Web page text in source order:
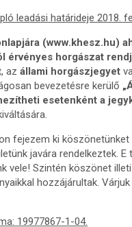
leadási határideje 2018.
(www.khesz.hu)
érvényes horgászat
, az állami horgászjegyet
bevezetésre kerülő
esetenként a
fejezem ki
javára rendelkeztek.
vele! Szintén köszönet
hozzájárultak.
19977867-1-04.